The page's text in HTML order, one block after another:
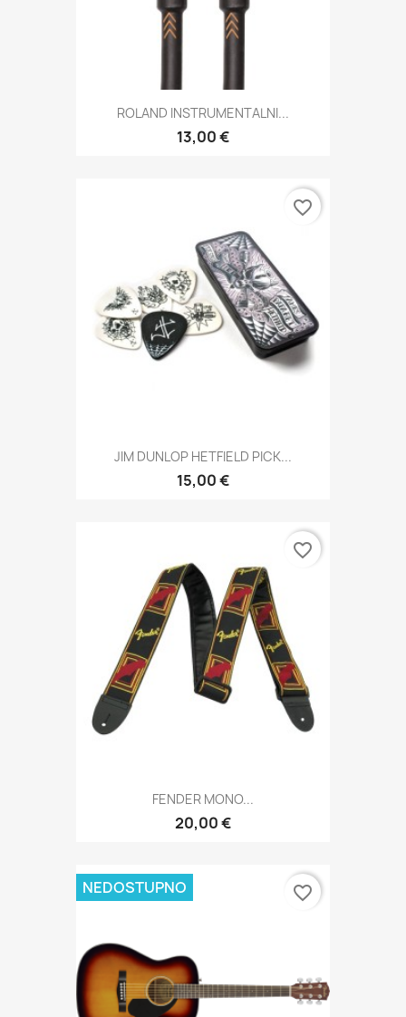
ROLAND INSTRUMENTALNI...
13,00 €
JIM DUNLOP HETFIELD PICK...
15,00 €
favorite_border
FENDER MONO...
20,00 €
favorite_border
NEDOSTUPNO favorite_border